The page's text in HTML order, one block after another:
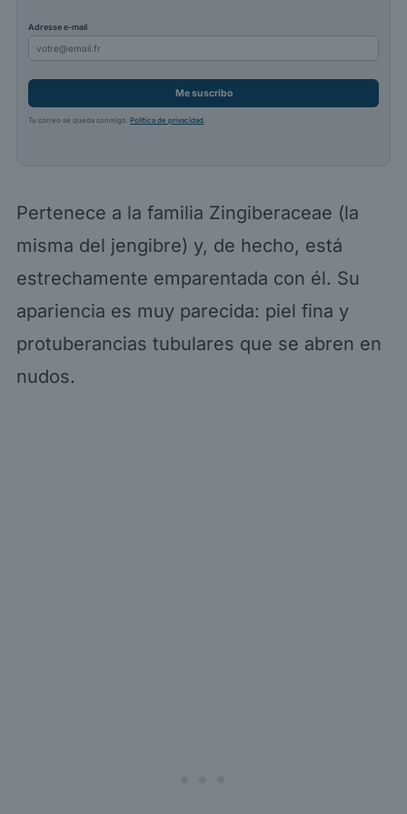
Adresse e-mail
Me suscribo
Tu correo se queda conmigo.Política de privacidad.
Pertenece a la familia Zingiberaceae (la
misma del jengibre) y, de hecho, está
estrechamente emparentada con él. Su
apariencia es muy parecida: piel fina y
protuberancias tubulares que se abren en
nudos.